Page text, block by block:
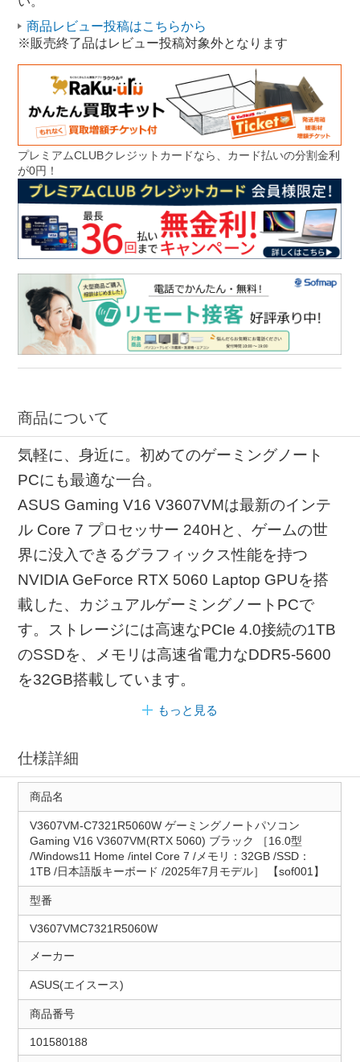
商品レビュー投稿はこちらから
※販売終了品はレビュー投稿対象外となります
プレミアムCLUBクレジットカードなら、カード払いの分割金利
が0円！
商品について
気軽に、身近に。初めてのゲーミングノート
PCにも最適な一台。
ASUS Gaming V16 V3607VMは最新のインテ
ル Core 7 プロセッサー 240Hと、ゲームの世
界に没入できるグラフィックス性能を持つ
NVIDIA GeForce RTX 5060 Laptop GPUを搭
載した、カジュアルゲーミングノートPCで
す。ストレージには高速なPCIe 4.0接続の1TB
のSSDを、メモリは高速省電力なDDR5-5600
を32GB搭載しています。
もっと見る
仕様詳細
商品名
V3607VM-C7321R5060W ゲーミングノートパソコン
Gaming V16 V3607VM(RTX 5060) ブラック ［16.0型
/Windows11 Home /intel Core 7 /メモリ：32GB /SSD：
1TB /日本語版キーボード /2025年7月モデル］ 【sof001】
型番
V3607VMC7321R5060W
メーカー
ASUS(エイスース)
商品番号
101580188